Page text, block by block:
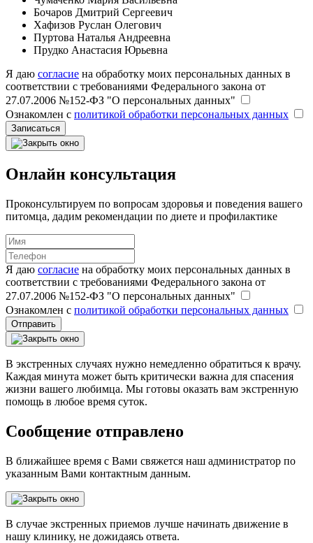
Бочаров Дмитрий Сергеевич
Хафизов Руслан Олегович
Пуртова Наталья Андреевна
Прудко Анастасия Юрьевна
Я даю согласие на обработку моих персональных данных в
соответствии с требованиями Федерального закона от
27.07.2006 №152-ФЗ "О персональных данных"
Ознакомлен с политикой обработки персональных данных
Записаться
Онлайн консультация
Проконсультируем по вопросам здоровья и поведения вашего
питомца, дадим рекомендации по диете и профилактике
Я даю согласие на обработку моих персональных данных в
соответствии с требованиями Федерального закона от
27.07.2006 №152-ФЗ "О персональных данных"
Ознакомлен с политикой обработки персональных данных
Отправить
В экстренных случаях нужно немедленно обратиться к врачу.
Каждая минута может быть критически важна для спасения
жизни вашего любимца. Мы готовы оказать вам экстренную
помощь в любое время суток.
Сообщение отправлено
В ближайшее время с Вами свяжется наш администратор по
указанным Вами контактным данным.
В случае экстренных приемов лучше начинать движение в
нашу клинику, не дожидаясь ответа.